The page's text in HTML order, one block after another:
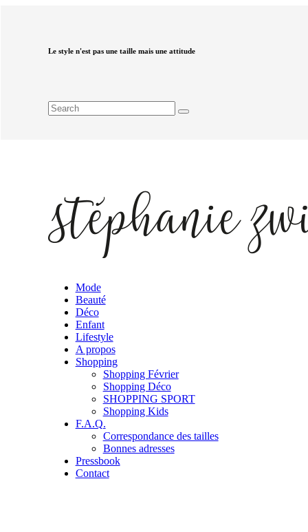
Le style n'est pas une taille mais une attitude
Mode
Beauté
Déco
Enfant
Lifestyle
A propos
Shopping
Shopping Février
Shopping Déco
SHOPPING SPORT
Shopping Kids
F.A.Q.
Correspondance des tailles
Bonnes adresses
Pressbook
Contact